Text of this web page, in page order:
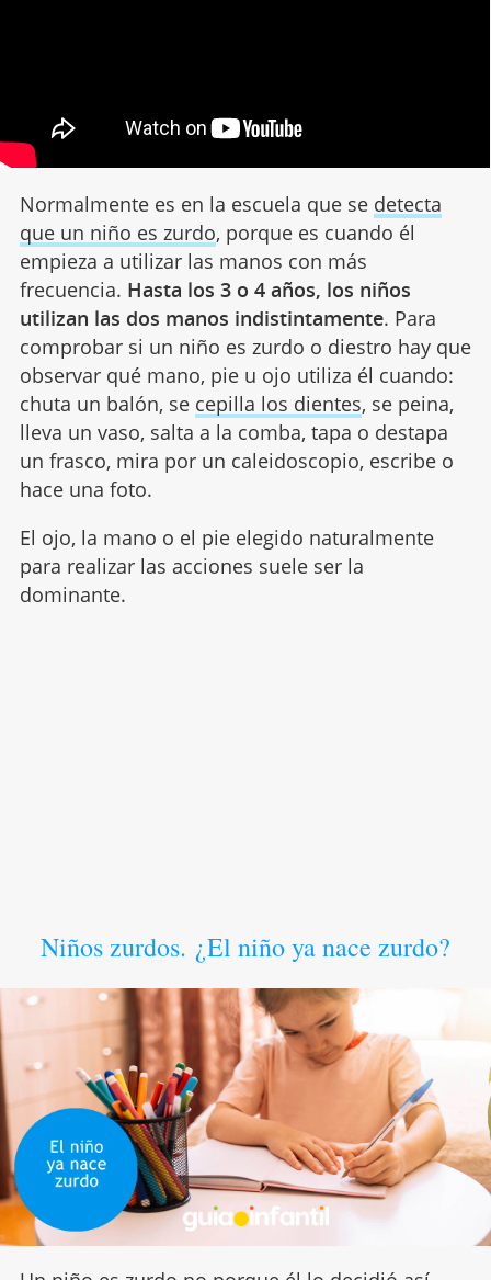
Normalmente es en la escuela que se detecta
que un niño es zurdo, porque es cuando él
empieza a utilizar las manos con más
frecuencia. Hasta los 3 o 4 años, los niños
utilizan las dos manos indistintamente. Para
comprobar si un niño es zurdo o diestro hay que
observar qué mano, pie u ojo utiliza él cuando:
chuta un balón, se cepilla los dientes, se peina,
lleva un vaso, salta a la comba, tapa o destapa
un frasco, mira por un caleidoscopio, escribe o
hace una foto.
El ojo, la mano o el pie elegido naturalmente
para realizar las acciones suele ser la
dominante.
Niños zurdos. ¿El niño ya nace zurdo?